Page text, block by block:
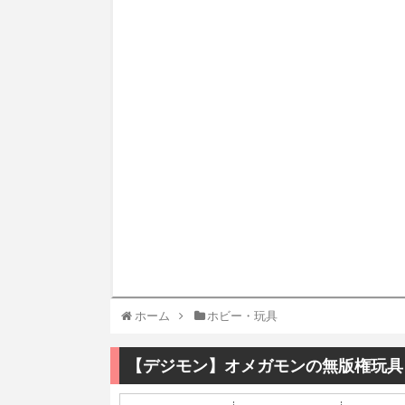
ホーム ホビー・玩具
【デジモン】オメガモンの無版権玩